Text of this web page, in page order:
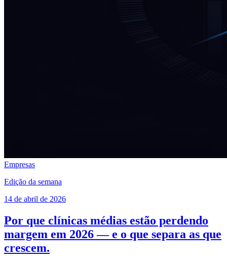
Empresas
Edição da semana
14 de abril de 2026
Por que clínicas médias estão perdendo
margem em 2026 — e o que separa as que
crescem.